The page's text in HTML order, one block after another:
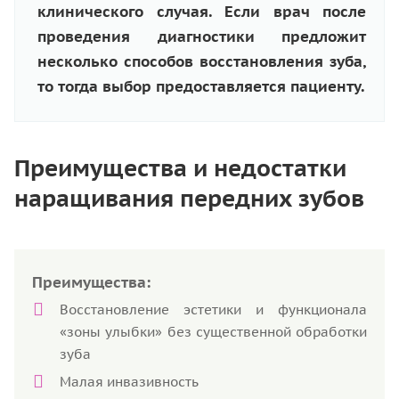
клинического случая. Если врач после
проведения диагностики предложит
несколько способов восстановления зуба,
то тогда выбор предоставляется пациенту.
Преимущества и недостатки
наращивания передних зубов
Преимущества:
Восстановление эстетики и функционала
«зоны улыбки» без существенной обработки
зуба
Малая инвазивность